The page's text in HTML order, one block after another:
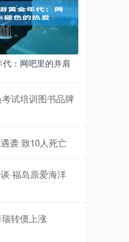
：网吧里的并肩
试培训图书品牌
袭 致10人死亡
·福岛原爱海洋
转债上涨